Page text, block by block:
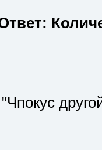
"Чпокус